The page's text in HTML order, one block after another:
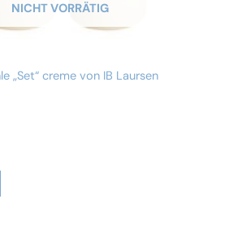
NICHT VORRÄTIG
„Set“ creme von IB Laursen